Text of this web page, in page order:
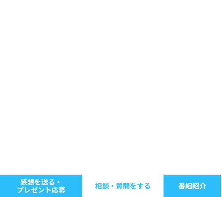
感想を送る・
プレゼント応募
相談・質問をする 番組紹介